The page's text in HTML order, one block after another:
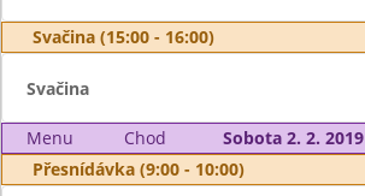
Svačina (15:00 - 16:00)
Svačina
Menu Chod
Sobota 2. 2. 2019
Přesnídávka (9:00 - 10:00)